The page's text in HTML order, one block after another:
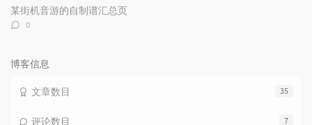
数：
某街机音游的自制谱汇总页
评
0
博客信息
35
文章数目
7
评论数目